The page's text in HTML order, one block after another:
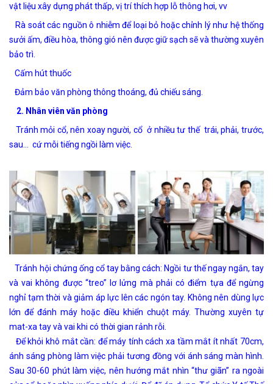
vật liệu xây dựng phát thấp, vị trí thích hợp lỗ thông hơi, vv
Rà soát các nguồn ô nhiễm để loại bỏ hoặc chỉnh lý như hệ thống
sưởi ấm, điều hòa, thông gió nên được giữ sạch sẽ và thường xuyên
bảo trì.
Cấm hút thuốc
Đảm bảo văn phòng thông thoáng, đủ chiếu sáng.
2. Nhân viên văn phòng
Tránh mỏi cổ, nên xoay người, cổ ở nhiều tư thế trái, phải, trước,
sau… cứ mỗi tiếng ngồi làm việc.
Tránh hội chứng ống cổ tay bằng cách: Ngồi tư thế ngay ngắn, tay
và vai không được “treo” lơ lửng mà phải có điểm tựa để ngừng
nghỉ tạm thời và giảm áp lực lên các ngón tay. Không nên dùng lực
lớn để đánh máy hoặc điều khiển chuột máy. Thường xuyên tự
mat-xa tay và vai khi có thời gian rảnh rỗi.
Để khỏi khô mắt cần: để máy tính cách xa tầm mắt ít nhất 70cm,
ánh sáng phòng làm việc phải tương đồng với ánh sáng màn hình.
Sau 30-60 phút làm việc, nên hướng mắt nhìn “thư giãn” ra ngoài